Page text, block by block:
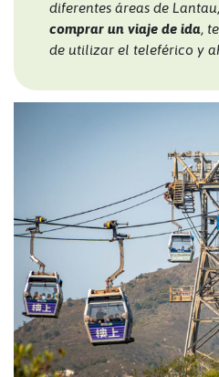
diferentes áreas de
comprar un viaje de ida,
de utilizar el teleférico y